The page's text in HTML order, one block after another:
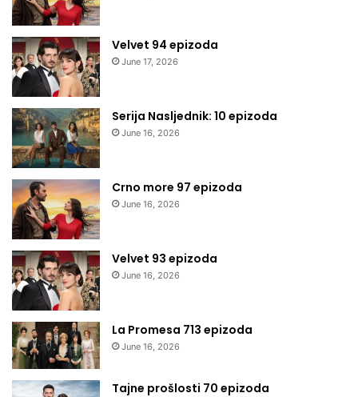
Velvet 94 epizoda
June 17, 2026
Serija Nasljednik: 10 epizoda
June 16, 2026
Crno more 97 epizoda
June 16, 2026
Velvet 93 epizoda
June 16, 2026
La Promesa 713 epizoda
June 16, 2026
Tajne prošlosti 70 epizoda